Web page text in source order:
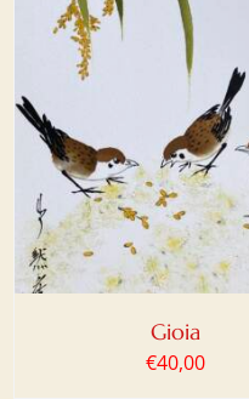
Gioia
€40,00